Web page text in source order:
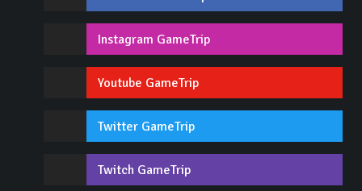
Instagram GameTrip
Youtube GameTrip
Twitter GameTrip
Twitch GameTrip